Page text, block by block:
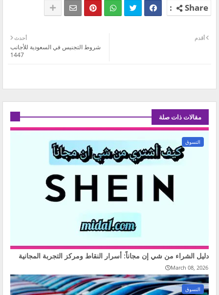
أحدث
شروط التجنيس في السعودية للأجانب
1447
أقدم
مقالات ذات صلة
التسوق
دليل الشراء من شي إن مجاناً: أسرار النقاط ومركز التجربة المجانية
March 08, 2026
التسوق